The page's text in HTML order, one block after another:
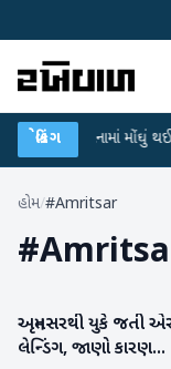
બ્રેકિંગ
3-4 મહિનામાં મોંઘું થઈ
હોમ/#Amritsar
#
રાષ્ટ્રીય
અમૃતસરથી યુકે જતી એર
લેન્ડિંગ, જાણો કારણ...